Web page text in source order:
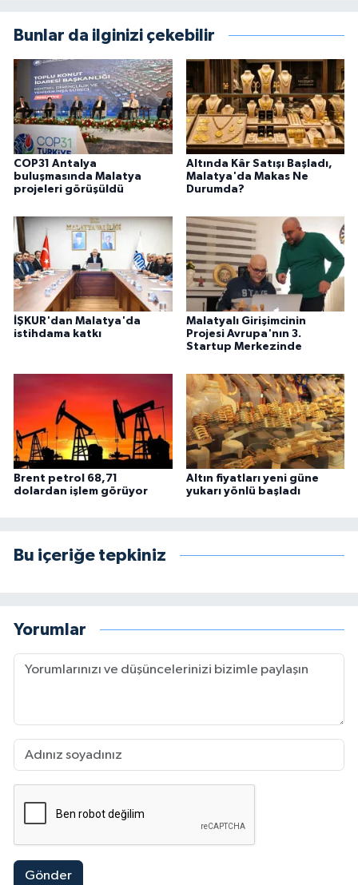
Bunlar da ilginizi çekebilir
COP31 Antalya
buluşmasında Malatya
projeleri görüşüldü
Altında Kâr Satışı Başladı,
Malatya'da Makas Ne
Durumda?
İŞKUR'dan Malatya'da
istihdama katkı
Malatyalı Girişimcinin
Projesi Avrupa'nın 3.
Startup Merkezinde
Brent petrol 68,71
dolardan işlem görüyor
Altın fiyatları yeni güne
yukarı yönlü başladı
Bu içeriğe tepkiniz
Yorumlar
Gönder